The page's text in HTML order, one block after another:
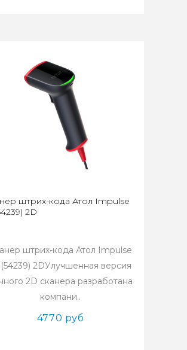
штрих-кода Атол Impulse
2D
штрих-кода Атол Impulse
(54239) 2DУлучшенная версия
2D сканера разработана
компани..
4770 руб